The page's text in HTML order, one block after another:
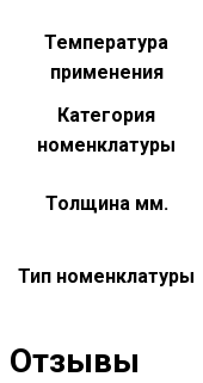
Температура
применения
Категория
номенклатуры
Толщина мм.
Тип номенклатуры
Отзывы